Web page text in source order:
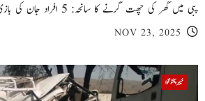
پبی میں گھر کی چھت گرنے کا سانحہ: 5 افراد جان کی بازی ہار گئے، 3 زخمی
NOV 23, 2025
خیبر پختونخوا